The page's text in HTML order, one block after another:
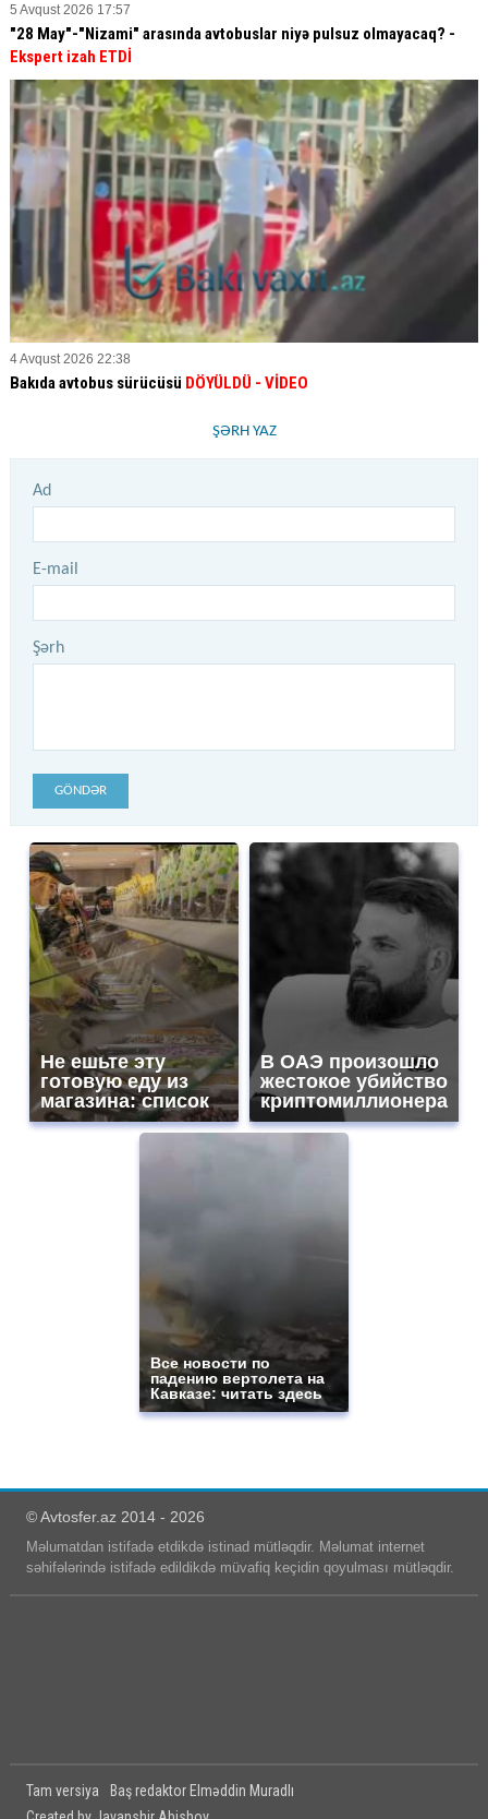
5 Avqust 2026 17:57
"28 May"-"Nizami" arasında avtobuslar niyə pulsuz olmayacaq? -
Ekspert izah ETDİ
4 Avqust 2026 22:38
Bakıda avtobus sürücüsü DÖYÜLDÜ - VİDEO
ŞƏRH YAZ
Ad
E-mail
Şərh
GÖNDƏR
Не ешьте эту
готовую еду из
магазина: список
В ОАЭ произошло
жестокое убийство
криптомиллионера
Все новости по
падению вертолета на
Кавказе: читать здесь
© Avtosfer.az 2014 - 2026
Məlumatdan istifadə etdikdə istinad mütləqdir. Məlumat internet
səhifələrində istifadə edildikdə müvafiq keçidin qoyulması mütləqdir.
Tam versiya
Baş redaktor Elməddin Muradlı